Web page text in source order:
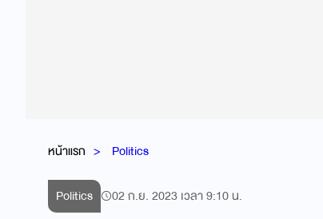
หน้าแรก Politics
Politics 02 ก.ย. 2023 เวลา 9:10 น.